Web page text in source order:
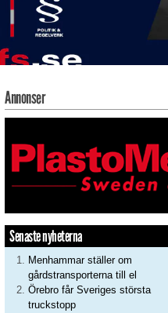
Annonser
Senaste nyheterna
Menhammar ställer om
gårdstransporterna till el
Örebro får Sveriges största
truckstopp